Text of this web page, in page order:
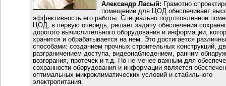
Александр Ласый: Грамотно
помещение для ЦОД обеспечивает
эффективность его работы. Специально подготовленное
ЦОД, в первую очередь, решает задачу обеспечения
дорогого вычислительного оборудования и информации,
хранится и обрабатывается на нем. Это достигается
способами: созданием прочных строительных конструкций,
разграничением доступа, видеонаблюдением, ранним
возгорания, протечек и т.д. Но не менее важным для
сохранности оборудования и информации является
оптимальных микроклиматических условий и стабильного
электропитания.